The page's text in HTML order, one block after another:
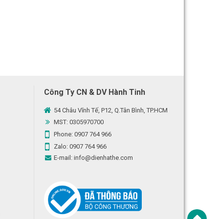
Công Ty CN & DV Hành Tinh
54 Châu Vĩnh Tế, P12, Q.Tân Bình, TP.HCM
MST: 0305970700
Phone: 0907 764 966
Zalo: 0907 764 966
E-mail: info@dienhathe.com